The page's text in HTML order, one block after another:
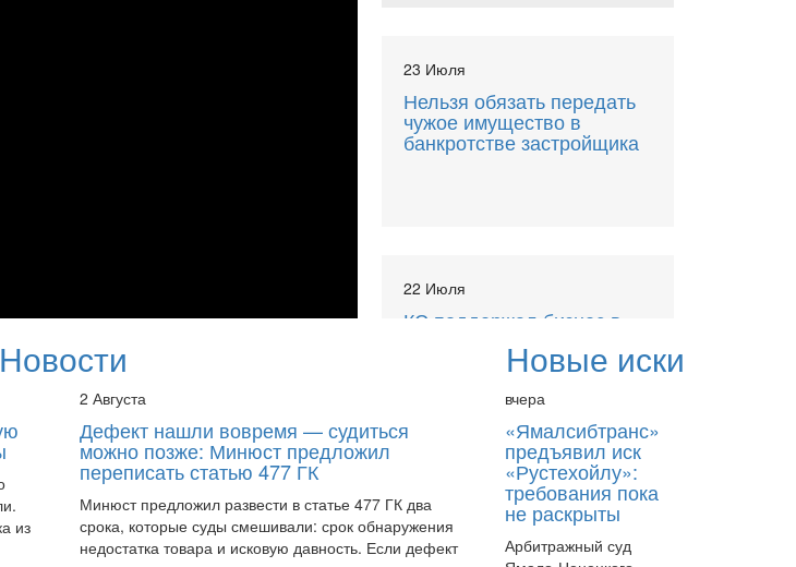
23 Июля
Нельзя обязать передать
чужое имущество в
банкротстве застройщика
22 Июля
КС поддержал бизнес в
земельном налоге
21 Июля
Кассация отказала
контролирующим лицам в
Новости
из
2 Августа
Дефект нашли вовремя — судиться
можно позже: Минюст предложил
переписать статью 477 ГК
Минюст предложил развести в статье 477 ГК два
срока, которые суды смешивали: срок обнаружения
недостатка товара и исковую давность. Если дефект
Новые иски
вчера
«Ямалсибтранс»
предъявил иск
«Рустехойлу»:
требования пока
не раскрыты
Арбитражный суд